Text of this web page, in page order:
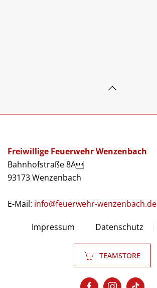
Freiwillige Feuerwehr Wenzenbach
Bahnhofstraße 8A
93173 Wenzenbach
E-Mail: info@feuerwehr-wenzenbach.de
Impressum Datenschutz
TEAMSTORE